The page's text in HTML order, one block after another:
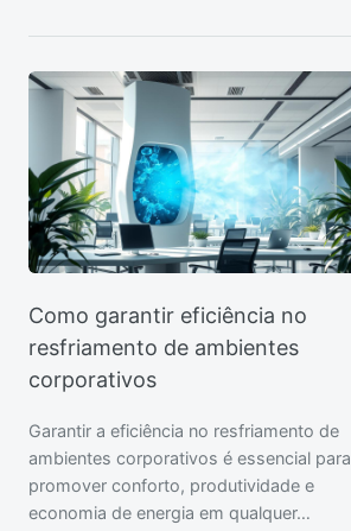
Como garantir eficiência no
resfriamento de ambientes
corporativos
Garantir a eficiência no resfriamento de
ambientes corporativos é essencial para
promover conforto, produtividade e
economia de energia em qualquer…